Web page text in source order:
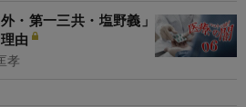
・第一三共・塩野義」
由
孝